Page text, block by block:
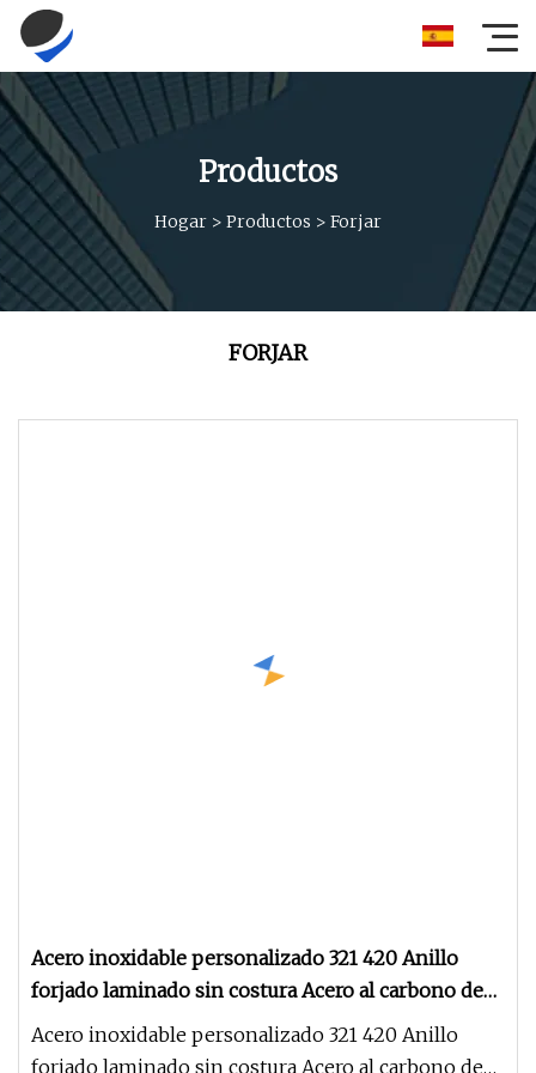
Productos
Hogar > Productos > Forjar
FORJAR
Acero inoxidable personalizado 321 420 Anillo
forjado laminado sin costura Acero al carbono de
gran diámetro 1025 1040 1045 Forja de anillo de
rodillo
Acero inoxidable personalizado 321 420 Anillo
forjado laminado sin costura Acero al carbono de